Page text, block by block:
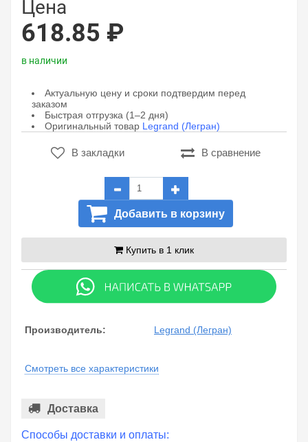
Цена
618.85 ₽
в наличии
Актуальную цену и сроки подтвердим перед
заказом
Быстрая отгрузка (1–2 дня)
Оригинальный товар Legrand (Легран)
В закладки В сравнение
Добавить в корзину
Купить в 1 клик
Производитель: Legrand (Легран)
Смотреть все характеристики
Доставка
Способы доставки и оплаты: